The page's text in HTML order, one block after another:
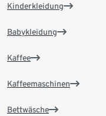
Kinderkleidung
Babykleidung
Kaffee
Kaffeemaschinen
Bettwäsche